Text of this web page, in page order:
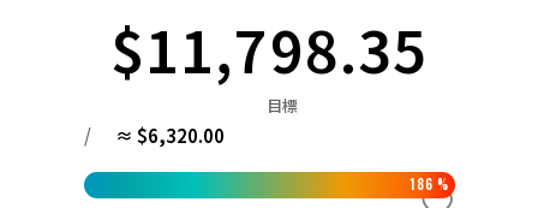
$11,798.35
目標
/ ≈ $6,320.00
186 %